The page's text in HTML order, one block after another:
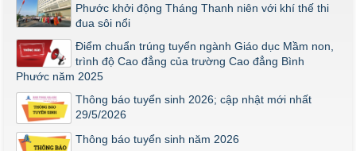
ĐIỂM TỐT NGHIỆP KHỐI Y - DƯỢC NĂM 2026
Thông báo về việc tổ chức thi năng khiếu ngành Giáo dục
Mầm non năm 2026
Phước khởi động Tháng Thanh niên với khí thế thi
đua sôi nổi
Điểm chuẩn trúng tuyển ngành Giáo dục Mầm non,
trình độ Cao đẳng của trường Cao đẳng Bình
Phước năm 2025
Thông báo tuyển sinh 2026; cập nhật mới nhất
29/5/2026
Thông báo tuyển sinh năm 2026